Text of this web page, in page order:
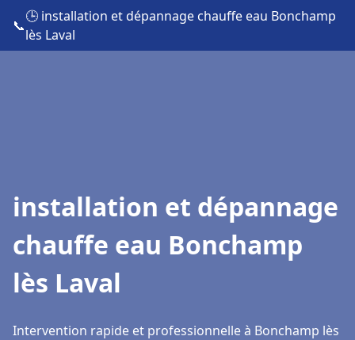
📞
🕒 installation et dépannage chauffe eau Bonchamp
lès Laval
installation et dépannage
chauffe eau Bonchamp
lès Laval
Intervention rapide et professionnelle à Bonchamp lès